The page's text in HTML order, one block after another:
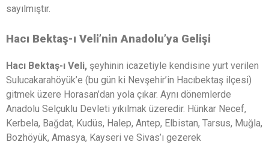
sayılmıştır.
Hacı Bektaş-ı Veli’nin Anadolu’ya Gelişi
Hacı Bektaş-ı Veli, şeyhinin icazetiyle kendisine yurt verilen
Sulucakarahöyük’e (bu gün ki Nevşehir’in Hacıbektaş ilçesi)
gitmek üzere Horasan’dan yola çıkar. Aynı dönemlerde
Anadolu Selçuklu Devleti yıkılmak üzeredir. Hünkar Necef,
Kerbela, Bağdat, Kudüs, Halep, Antep, Elbistan, Tarsus, Muğla,
Bozhöyük, Amasya, Kayseri ve Sivas’ı gezerek